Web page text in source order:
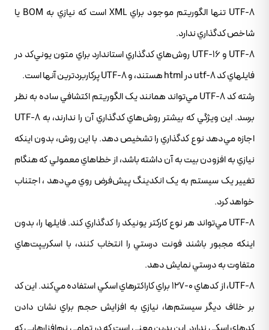
UTF-8 ‌تنها الگوريتم موجود براي XML است که نيازي به BOM يا
شاخص کدگذاري ندارد.
UTF-8 و UTF-16 روش‌هاي کدگذاري استاندارد براي متون يوني‌کد در
فايلهاي کد utf-8 در html هستند، و UTF-8 پرکاربردترين آنها است.
رشته کد UTF-8 مي‌تواند همانند يک الگوريتم اکتشافي ساده به نظر
برسد. اين ويژگي که بيشتر روش‌هاي کدگذاري آن را ندارند، به UTF-8
اجازه مي‌دهد نوع کدگذاري را تشخيص دهد. با اين روش، بدون اينکه
نيازي به افزودن بيت به آن داشته باشد، از خطاهاي معمولي که هنگام
تغيير يک سيستم به يک انکدينگ پيش‌فرض روي مي‌دهد ، اجتناب
خواهد کرد.
UTF-8 مي‌تواند هر نوع کارکتر يونيکد را کدگذاري کند. فايلها را، بدون
اينکه مجبور باشند فونت درستي را انتخاب کنند، با اسکريپت‌هاي
متفاوت به درستي نمايش دهد.
UTF-8، از کدهاي 0-127 براي کاراکترهاي اسکي استفاده مي‌کند. اين کد
بر خلاف ديگر سيستم‌ها، نيازي به افزايش حجم براي نشان دادن